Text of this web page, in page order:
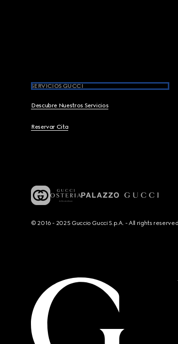
SERVICIOS GUCCI
Descubre Nuestros Servicios
Reservar Cita
© 2016 - 2025 Guccio Gucci S.p.A. - All rights